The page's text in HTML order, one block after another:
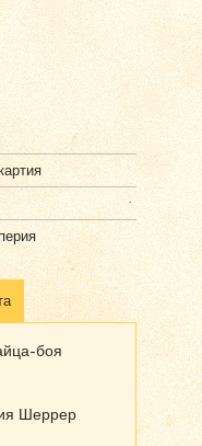
боя
Шеррер